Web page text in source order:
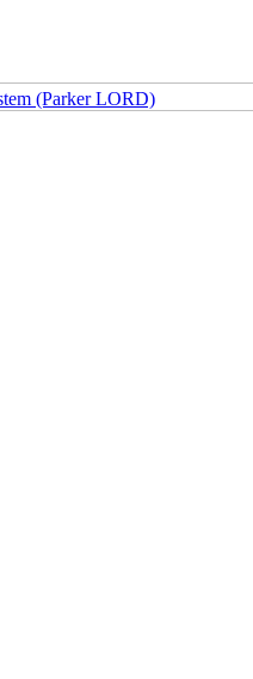
(Parker LORD)